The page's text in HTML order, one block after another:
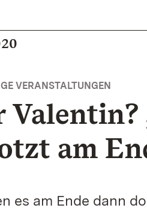
VERANSTALTUNGEN
am
es am Ende dann